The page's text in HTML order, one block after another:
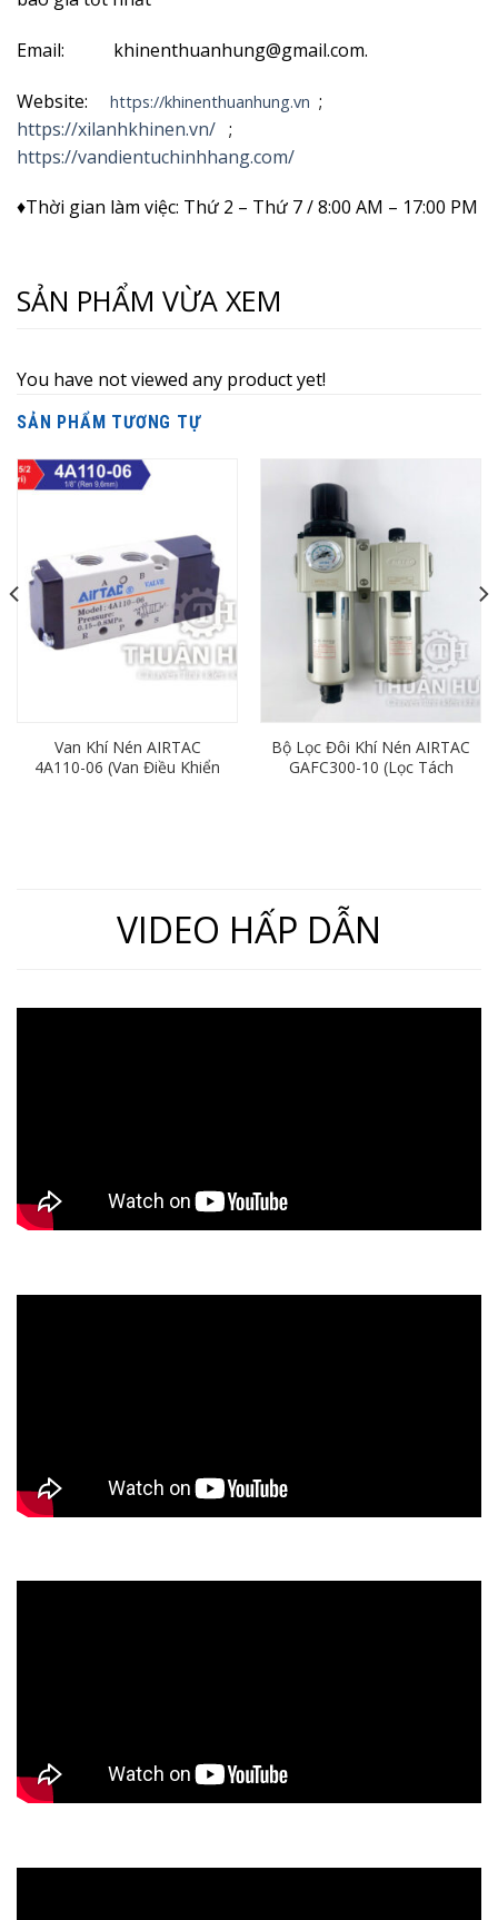
Email: khinenthuanhung@gmail.com.
Website: https://khinenthuanhung.vn ;
https://xilanhkhinen.vn/ ;
https://vandientuchinhhang.com/
♦Thời gian làm việc: Thứ 2 – Thứ 7 / 8:00 AM – 17:00 PM
SẢN PHẨM VỪA XEM
You have not viewed any product yet!
SẢN PHẨM TƯƠNG TỰ
Van Khí Nén AIRTAC
4A110-06 (Van Điều Khiển
Bộ Lọc Đôi Khí Nén AIRTAC
GAFC300-10 (Lọc Tách
VIDEO HẤP DẪN